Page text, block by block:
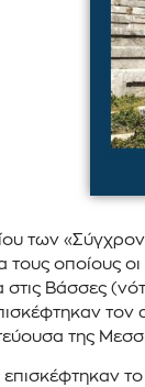
των
οποίους οι
Βάσσες
της